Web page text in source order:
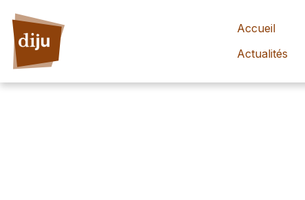
Accueil
Actualités